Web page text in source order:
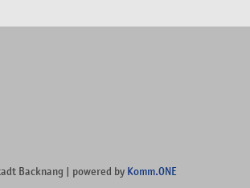
Backnang | powered by Komm.ONE